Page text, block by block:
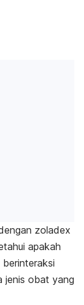
zoladex
apakah
jenis obat yang